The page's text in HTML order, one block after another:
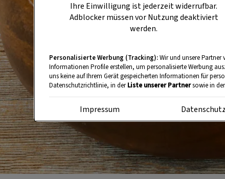
Ihre Einwilligung ist jederzeit widerrufbar.
Adblocker müssen vor Nutzung deaktiviert
werden.
Personalisierte Werbung (Tracking):Wir und unsere
Informationen Profile erstellen, um personalisierte Werbung
uns keine auf Ihrem Gerät gespeicherten Informationen für
Datenschutzrichtlinie, in derListe unserer Partnersowie in
Impressum